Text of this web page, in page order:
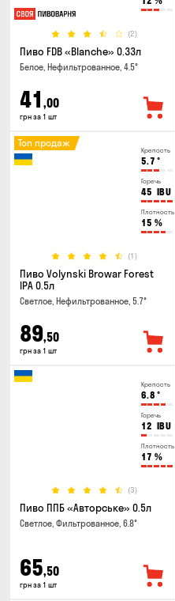
(2)
Пиво FDB «Blanche» 0.33л
Белое, Нефильтрованное, 4.5°
41 ,00
грн за 1 шт
Крепость
5.7 °
Горечь
45 IBU
Плотность
15 %
(1)
Топ продаж
Пиво Volynski Browar Forest
IPA 0.5л
Светлое, Нефильтрованное, 5.7°
89,50
грн за 1 шт
Крепость
6.8 °
Горечь
12 IBU
Плотность
17 %
(3)
Пиво ППБ «Авторське» 0.5л
Светлое, Фильтрованное, 6.8°
65,50
грн за 1 шт